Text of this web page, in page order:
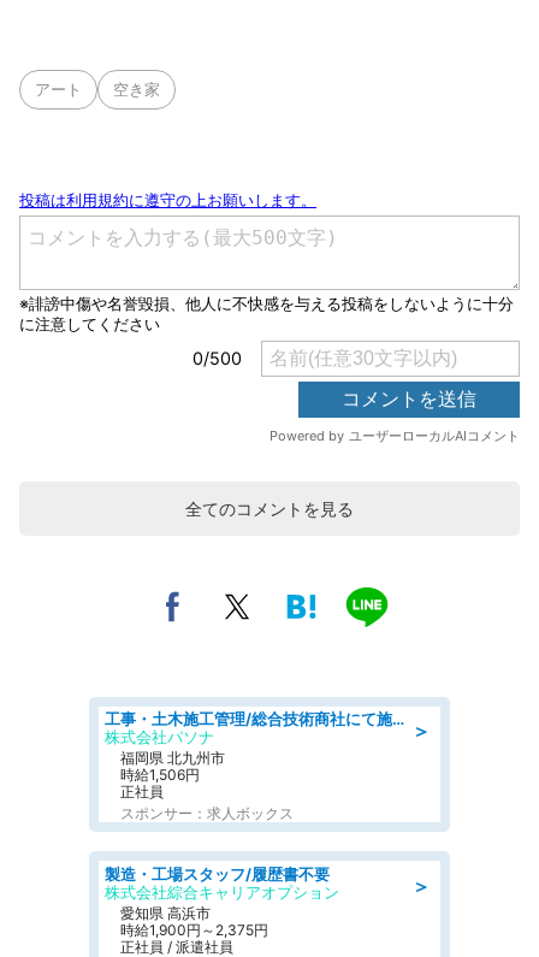
アート 空き家
全てのコメントを見る
＞
工事・土木施工管理/総合技術商社にて施工管理のお仕事/即日勤務可/車通勤可/工事・土木施工管理/生産・品質管理
株式会社パソナ
福岡県 北九州市
時給1,506円
正社員
スポンサー：求人ボックス
＞
製造・工場スタッフ/履歴書不要
株式会社綜合キャリアオプション
愛知県 高浜市
時給1,900円～2,375円
正社員 / 派遣社員